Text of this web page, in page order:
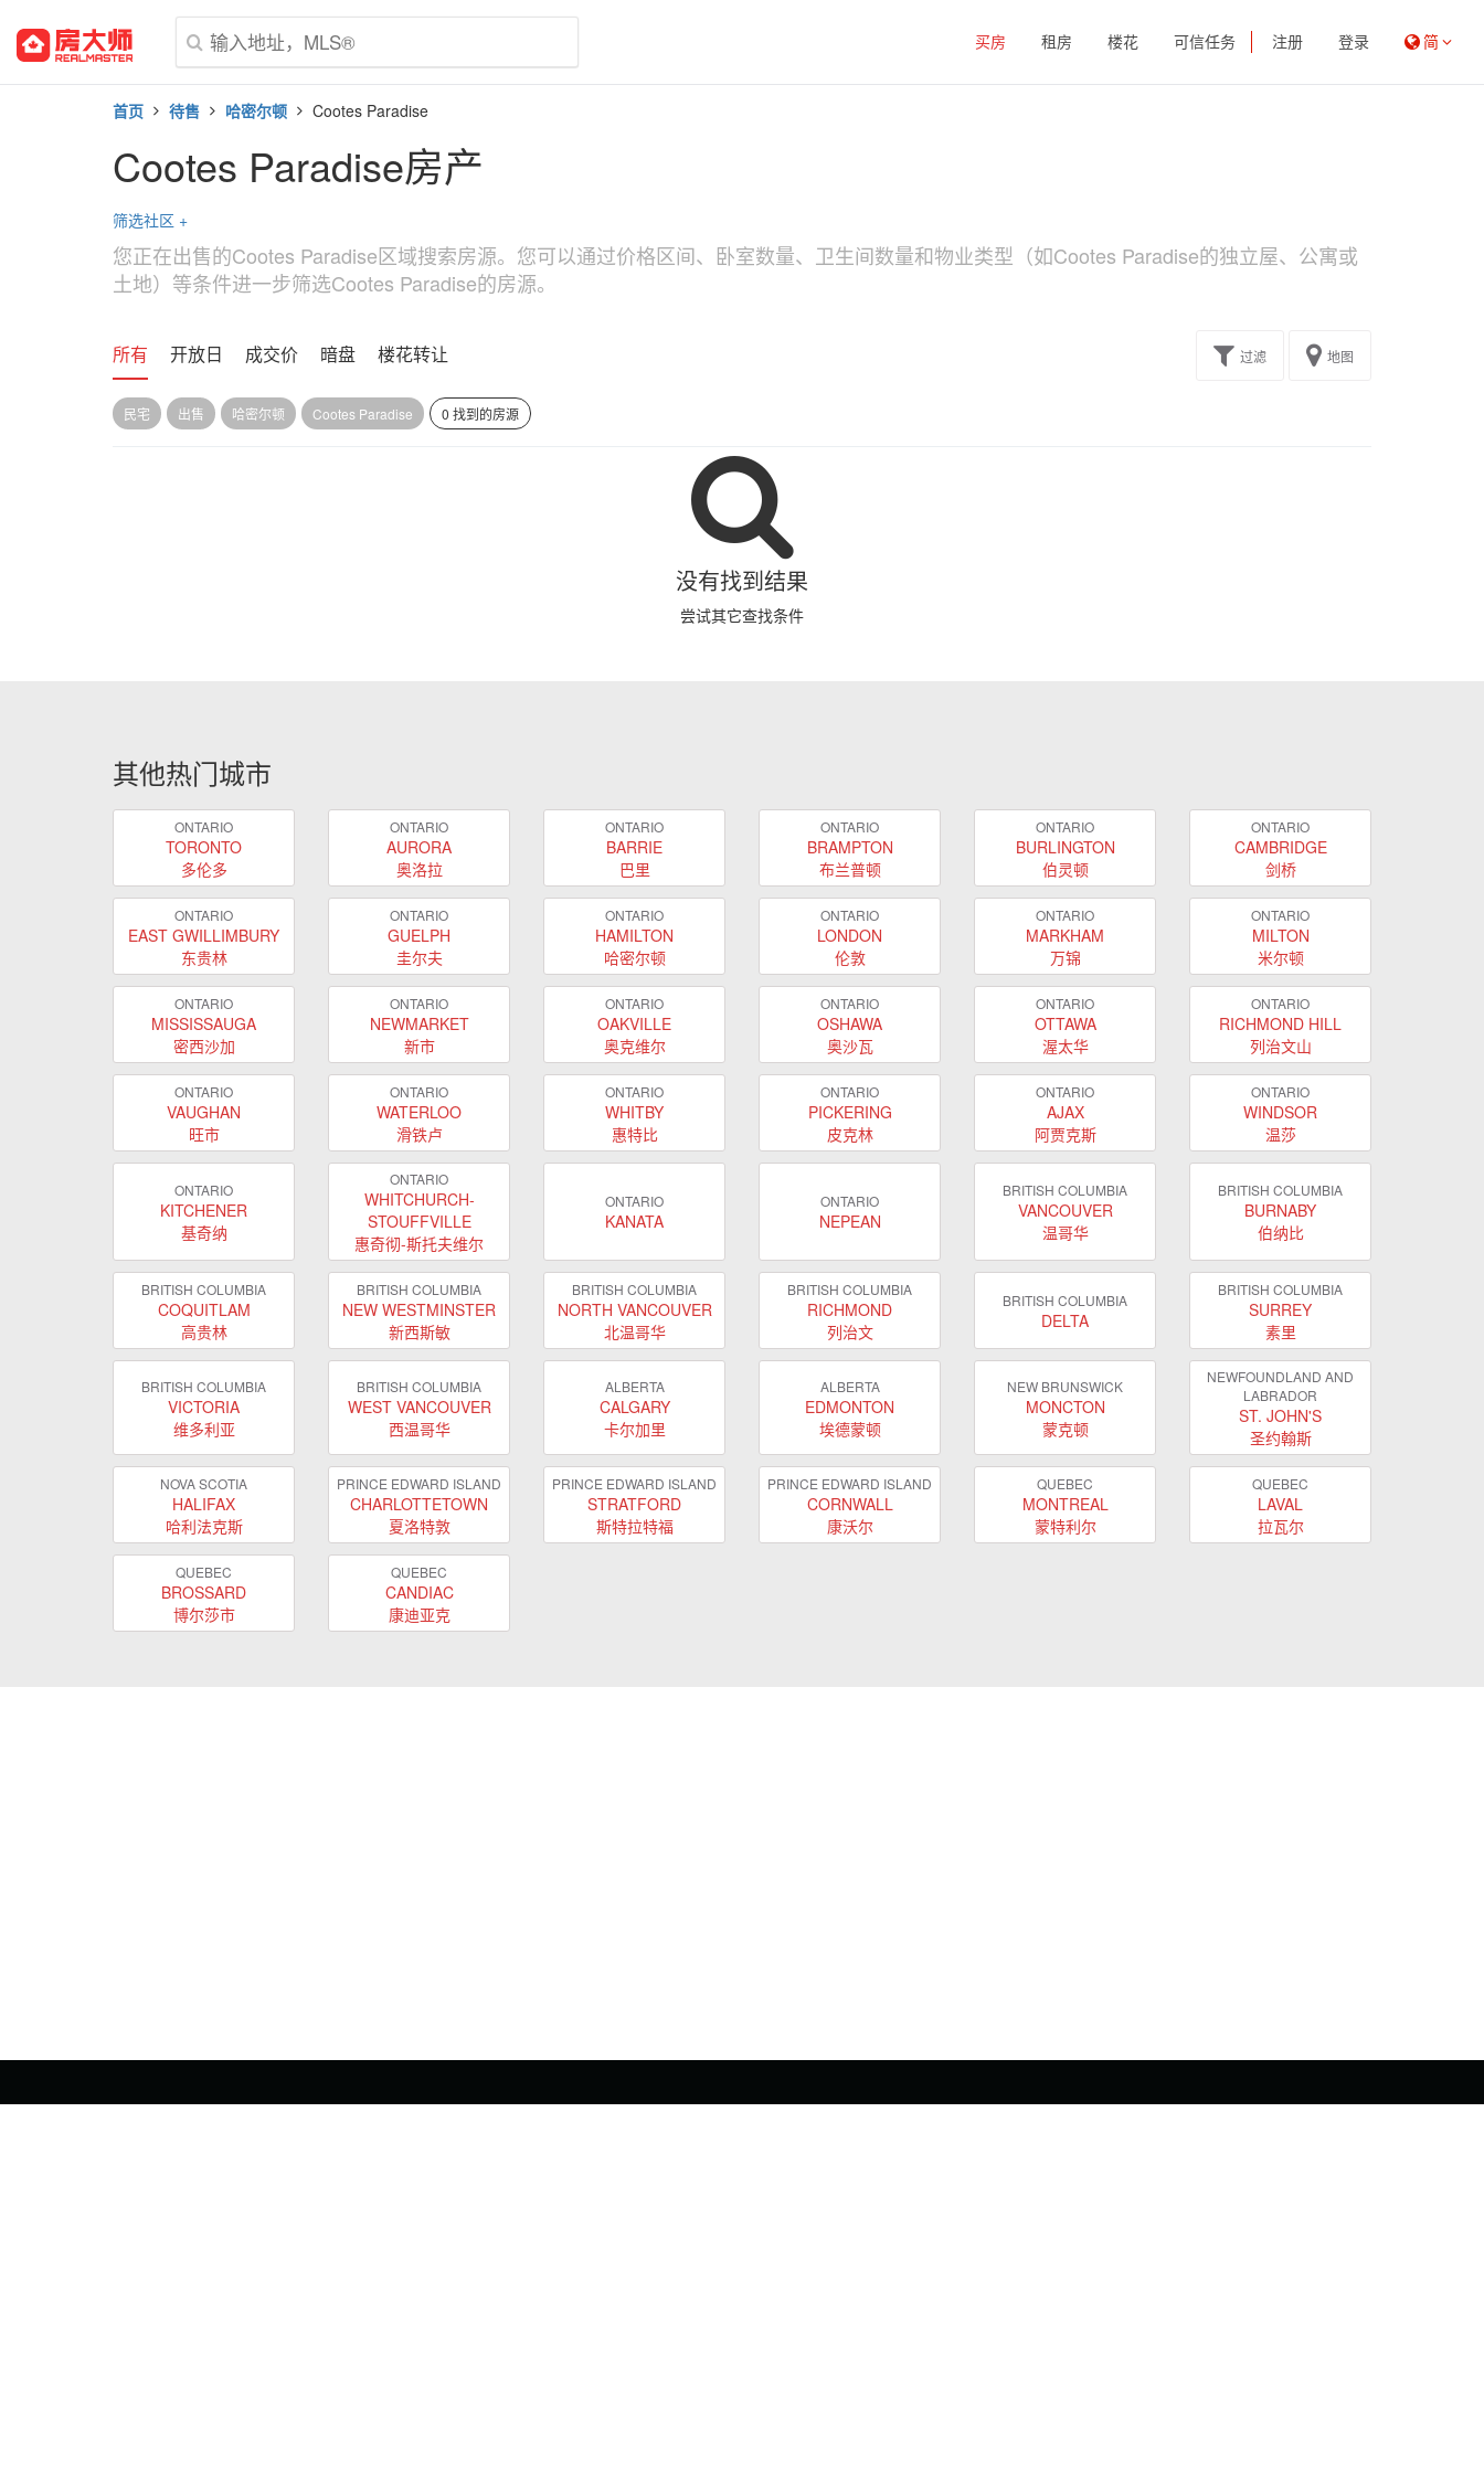
买房 租房 楼花 可信任务 注册 登录 简
首页 待售 哈密尔顿 Cootes Paradise
Cootes Paradise房产
筛选社区 +
您正在出售的Cootes Paradise区域搜索房源。您可以通过价格区间、卧室数量、卫生间数量和物业类型（如Cootes Paradise的独立屋、公寓或
土地）等条件进一步筛选Cootes Paradise的房源。
所有 开放日 成交价 暗盘 楼花转让 过滤 地图
民宅 出售 哈密尔顿 Cootes Paradise 0 找到的房源
没有找到结果
尝试其它查找条件
其他热门城市
ONTARIO
TORONTO
多伦多
ONTARIO
AURORA
奥洛拉
ONTARIO
BARRIE
巴里
ONTARIO
BRAMPTON
布兰普顿
ONTARIO
BURLINGTON
伯灵顿
ONTARIO
CAMBRIDGE
剑桥
ONTARIO
EAST GWILLIMBURY
东贵林
ONTARIO
GUELPH
圭尔夫
ONTARIO
HAMILTON
哈密尔顿
ONTARIO
LONDON
伦敦
ONTARIO
MARKHAM
万锦
ONTARIO
MILTON
米尔顿
ONTARIO
MISSISSAUGA
密西沙加
ONTARIO
NEWMARKET
新市
ONTARIO
OAKVILLE
奥克维尔
ONTARIO
OSHAWA
奥沙瓦
ONTARIO
OTTAWA
渥太华
ONTARIO
RICHMOND HILL
列治文山
ONTARIO
VAUGHAN
旺市
ONTARIO
WATERLOO
滑铁卢
ONTARIO
WHITBY
惠特比
ONTARIO
PICKERING
皮克林
ONTARIO
AJAX
阿贾克斯
ONTARIO
WINDSOR
温莎
ONTARIO
KITCHENER
基奇纳
ONTARIO
WHITCHURCH-
STOUFFVILLE
惠奇彻-斯托夫维尔
ONTARIO
KANATA
ONTARIO
NEPEAN
BRITISH COLUMBIA
VANCOUVER
温哥华
BRITISH COLUMBIA
BURNABY
伯纳比
BRITISH COLUMBIA
COQUITLAM
高贵林
BRITISH COLUMBIA
NEW WESTMINSTER
新西斯敏
BRITISH COLUMBIA
NORTH VANCOUVER
北温哥华
BRITISH COLUMBIA
RICHMOND
列治文
BRITISH COLUMBIA
DELTA
BRITISH COLUMBIA
SURREY
素里
BRITISH COLUMBIA
VICTORIA
维多利亚
BRITISH COLUMBIA
WEST VANCOUVER
西温哥华
ALBERTA
CALGARY
卡尔加里
ALBERTA
EDMONTON
埃德蒙顿
NEW BRUNSWICK
MONCTON
蒙克顿
NEWFOUNDLAND AND
LABRADOR
ST. JOHN'S
圣约翰斯
NOVA SCOTIA
HALIFAX
哈利法克斯
PRINCE EDWARD ISLAND
CHARLOTTETOWN
夏洛特敦
PRINCE EDWARD ISLAND
STRATFORD
斯特拉特福
PRINCE EDWARD ISLAND
CORNWALL
康沃尔
QUEBEC
MONTREAL
蒙特利尔
QUEBEC
LAVAL
拉瓦尔
QUEBEC
BROSSARD
博尔莎市
QUEBEC
CANDIAC
康迪亚克